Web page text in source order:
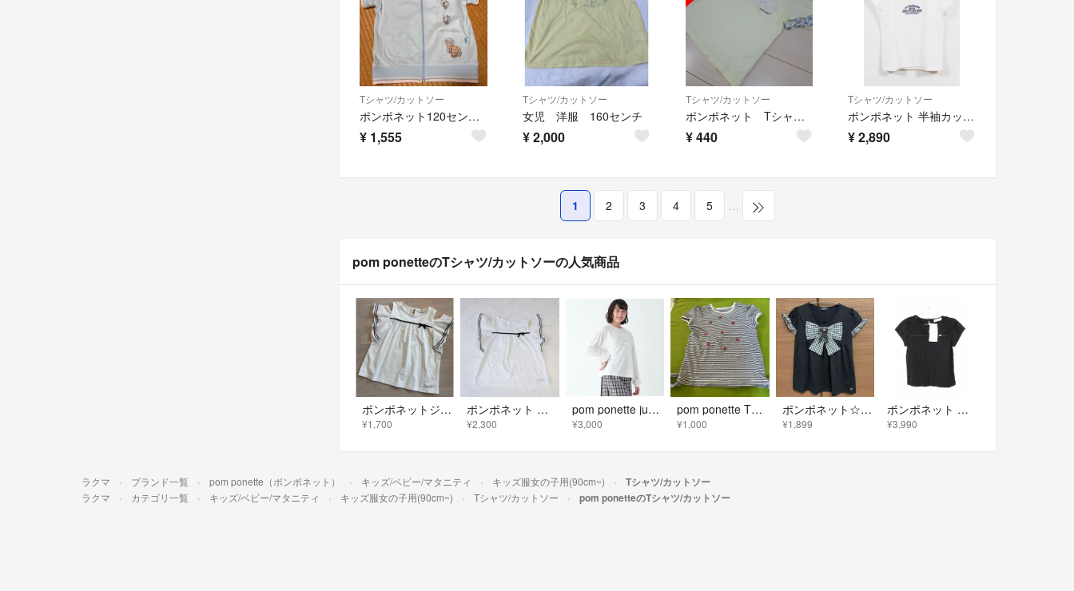
Tシャツ/カットソー
ポンポネット120センチ水色ポロシャツ生地の半袖カットソー
¥ 1,555
Tシャツ/カットソー
女児 洋服 160センチ
¥2,000
Tシャツ/カットソー
ポンポネット Tシャツ ss 130～140
¥440
Tシャツ/カットソー
ポンポネット 半袖カットソー 150cm キッズ 女児 白系【中古】【新入荷!】‡
¥2,890
1 2 3 4 5 …
pom ponetteのTシャツ/カットソーの人気商品
ポンポネットジュニア M 150 半袖 トップス 半袖Tシャツ
¥1,700
ポンポネット カットソー フリル 半袖 リボン Tシャツ ホワイト L 160
¥2,300
pom ponette junior★長袖Tシャツ★160ホワイト
¥3,000
pom ponette Tシャツ 140
¥1,000
ポンポネット☆ ギンガムチェック カットソー
¥1,899
ポンポネット 半袖カットソー 120-130cm キッズ 女児 黒【新品 未使用品】【新入荷!】★
¥3,990
ラクマ ブランド一覧 pom ponette（ポンポネット） キッズ/ベビー/マタニティ キッズ服女の子用(90cm~) Tシャツ/カットソー
ラクマ カテゴリ一覧 キッズ/ベビー/マタニティ キッズ服女の子用(90cm~) Tシャツ/カットソー pom ponetteのTシャツ/カットソー